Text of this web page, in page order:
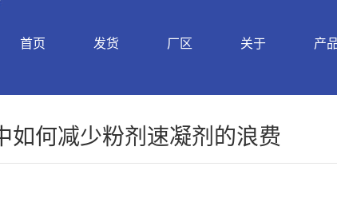
首页 发货 厂区 关于 产
如何减少粉剂速凝剂的浪费